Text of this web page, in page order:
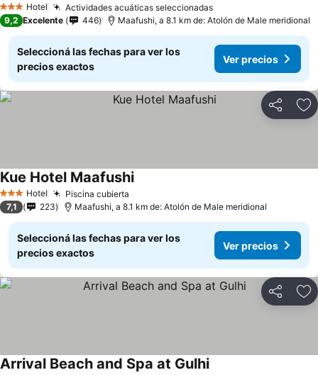
3 Estrellas
Hotel Actividades acuáticas seleccionadas
9,2 Excelente 446 Maafushi, a 8.1 km de: Atolón de Male meridional
Seleccioná las fechas para ver los
precios exactos
Ver precios
Compartir
3 Estrellas
Hotel Piscina cubierta
Kue Hotel Maafushi
7,1 223 Maafushi, a 8.1 km de: Atolón de Male meridional
Seleccioná las fechas para ver los
precios exactos
Ver precios
Compartir
Arrival Beach and Spa at Gulhi